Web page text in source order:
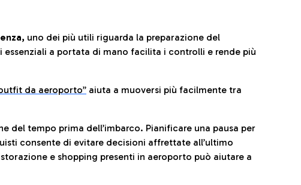
uno dei più utili riguarda la preparazione del
a portata di mano facilita i controlli e rende più
da aeroporto” aiuta a muoversi più facilmente tra
del tempo prima dell’imbarco. Pianificare una pausa per
consente di evitare decisioni affrettate all’ultimo
e shopping presenti in aeroporto può aiutare a